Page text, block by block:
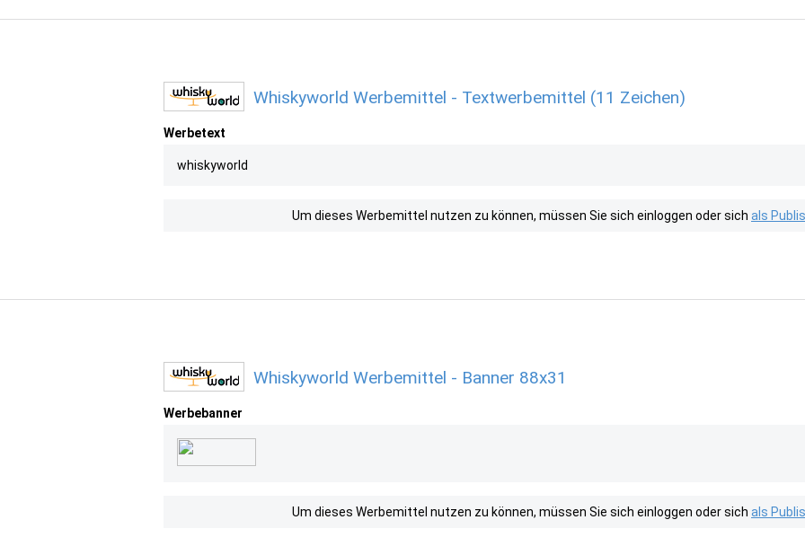
Whiskyworld Werbemittel - Textwerbemittel (11 Zeichen)
Werbetext
whiskyworld
Um dieses Werbemittel nutzen zu können, müssen Sie sich einloggen oder sich als
Whiskyworld Werbemittel - Banner 88x31
Werbebanner
Um dieses Werbemittel nutzen zu können, müssen Sie sich einloggen oder sich als